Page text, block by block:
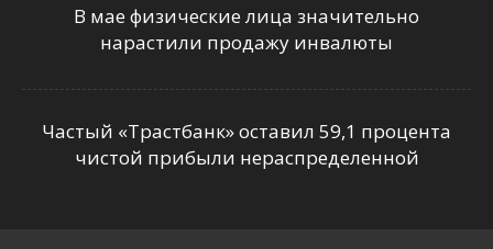
В мае физические лица значительно
нарастили продажу инвалюты
Частый «Трастбанк» оставил 59,1 процента
чистой прибыли нераспределенной